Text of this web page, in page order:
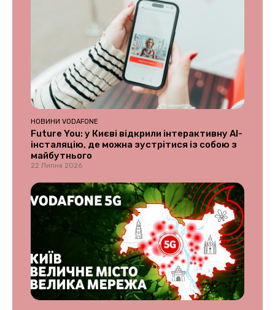
НОВИНИ VODAFONE
Future You: у Києві відкрили інтерактивну AI-
інсталяцію, де можна зустрітися із собою з
майбутнього
22 Липня 2026